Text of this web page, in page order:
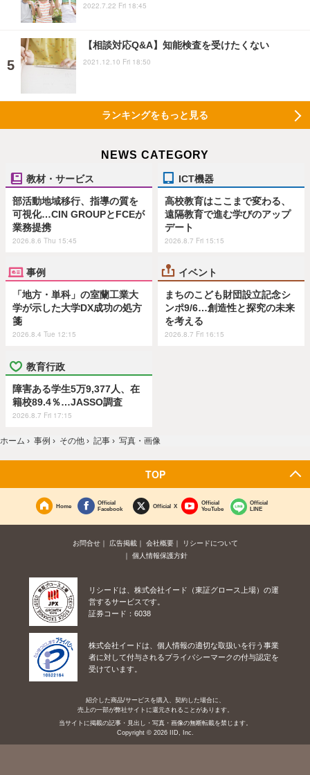
2022.7.22 Fri 18:45
【相談対応Q&A】知能検査を受けたくない
2021.12.10 Fri 18:50
ランキングをもっと見る
NEWS CATEGORY
教材・サービス
部活動地域移行、指導の質を
可視化…CIN GROUPとFCEが
業務提携
2026.8.6 Thu 15:45
ICT機器
高校教育はここまで変わる、
遠隔教育で進む学びのアップ
デート
2026.8.7 Fri 15:15
事例
「地方・単科」の室蘭工業大
学が示した大学DX成功の処方
箋
2026.8.4 Tue 12:15
イベント
まちのこども財団設立記念シ
ンポ9/6…創造性と探究の未来
を考える
2026.8.7 Fri 16:15
教育行政
障害ある学生5万9,377人、在
籍校89.4％…JASSO調査
2026.8.7 Fri 17:15
ホーム › 事例 › その他 › 記事 › 写真・画像
TOP
Home
Official
Facebook
Official X
Official
YouTube
Official
LINE
お問合せ 広告掲載 会社概要
リシードについて
個人情報保護方針
リシードは、株式会社イード（東証グロース上場）の運
営するサービスです。
証券コード：6038
株式会社イードは、個人情報の適切な取扱いを行う事業
者に対して付与されるプライバシーマークの付与認定を
受けています。
紹介した商品/サービスを購入、契約した場合に、
売上の一部が弊社サイトに還元されることがあります。
当サイトに掲載の記事・見出し・写真・画像の無断転載を禁じます。
Copyright © 2026 IID, Inc.